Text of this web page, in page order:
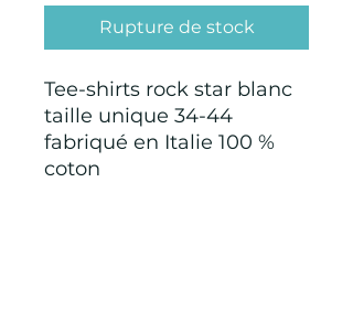
Rupture de stock
Tee-shirts rock star blanc
taille unique 34-44
fabriqué en Italie 100 %
coton